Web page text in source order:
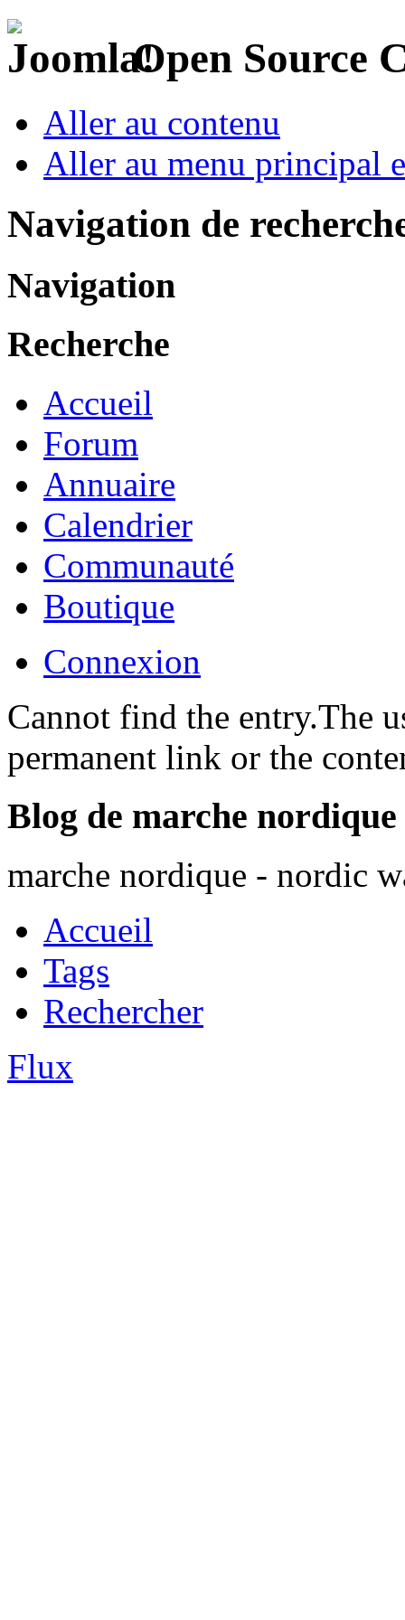
Open Source
Aller au contenu
Aller au menu principal
Navigation de
Navigation
Recherche
Accueil
Forum
Annuaire
Calendrier
Communauté
Boutique
Connexion
Cannot find the entry.The
permanent link or the
Blog de marche nordique
marche nordique - nordic
Accueil
Tags
Rechercher
Flux